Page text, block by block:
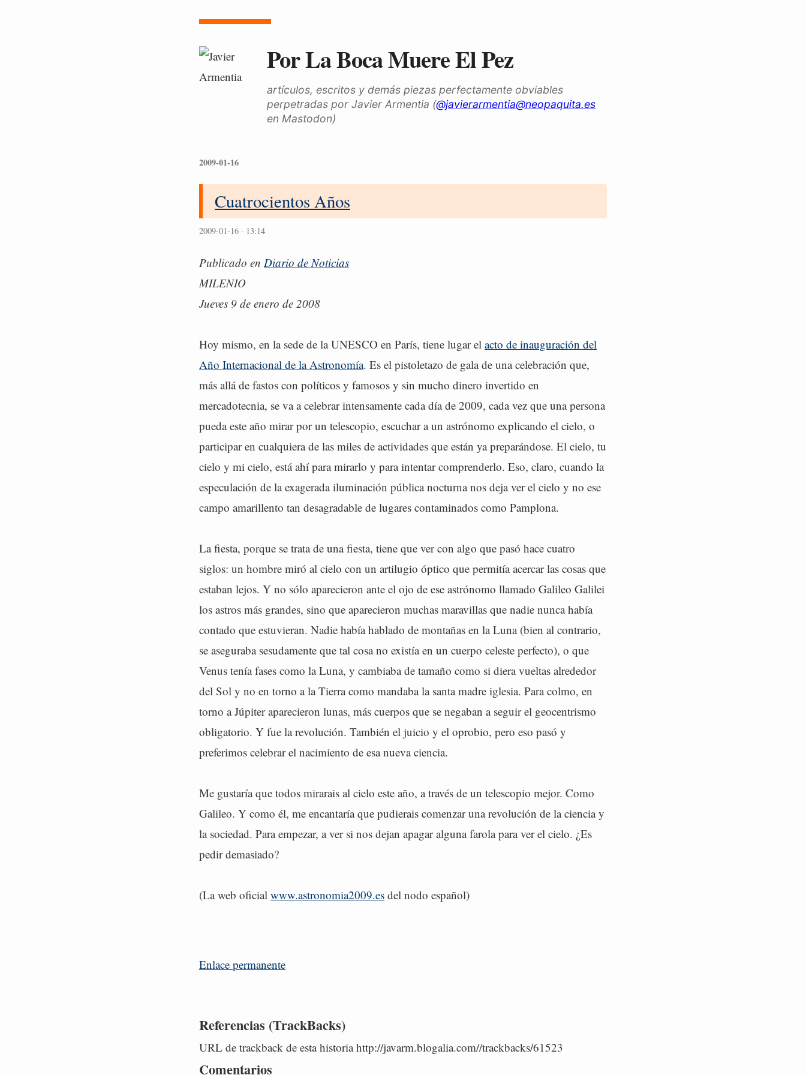
Por La Boca Muere El Pez
artículos, escritos y demás piezas perfectamente obviables
perpetradas por Javier Armentia (@javierarmentia@neopaquita.es
en Mastodon)
2009-01-16
Cuatrocientos Años
2009-01-16 · 13:14
Publicado en Diario de Noticias
MILENIO
Jueves 9 de enero de 2008
Hoy mismo, en la sede de la UNESCO en París, tiene lugar el acto de inauguración del
Año Internacional de la Astronomía. Es el pistoletazo de gala de una celebración que,
más allá de fastos con políticos y famosos y sin mucho dinero invertido en
mercadotecnia, se va a celebrar intensamente cada día de 2009, cada vez que una persona
pueda este año mirar por un telescopio, escuchar a un astrónomo explicando el cielo, o
participar en cualquiera de las miles de actividades que están ya preparándose. El cielo, tu
cielo y mi cielo, está ahí para mirarlo y para intentar comprenderlo. Eso, claro, cuando la
especulación de la exagerada iluminación pública nocturna nos deja ver el cielo y no ese
campo amarillento tan desagradable de lugares contaminados como Pamplona.
La fiesta, porque se trata de una fiesta, tiene que ver con algo que pasó hace cuatro
siglos: un hombre miró al cielo con un artilugio óptico que permitía acercar las cosas que
estaban lejos. Y no sólo aparecieron ante el ojo de ese astrónomo llamado Galileo Galilei
los astros más grandes, sino que aparecieron muchas maravillas que nadie nunca había
contado que estuvieran. Nadie había hablado de montañas en la Luna (bien al contrario,
se aseguraba sesudamente que tal cosa no existía en un cuerpo celeste perfecto), o que
Venus tenía fases como la Luna, y cambiaba de tamaño como si diera vueltas alrededor
del Sol y no en torno a la Tierra como mandaba la santa madre iglesia. Para colmo, en
torno a Júpiter aparecieron lunas, más cuerpos que se negaban a seguir el geocentrismo
obligatorio. Y fue la revolución. También el juicio y el oprobio, pero eso pasó y
preferimos celebrar el nacimiento de esa nueva ciencia.
Me gustaría que todos mirarais al cielo este año, a través de un telescopio mejor. Como
Galileo. Y como él, me encantaría que pudierais comenzar una revolución de la ciencia y
la sociedad. Para empezar, a ver si nos dejan apagar alguna farola para ver el cielo. ¿Es
pedir demasiado?
(La web oficial www.astronomia2009.es del nodo español)
Enlace permanente
Referencias (TrackBacks)
URL de trackback de esta historia http://javarm.blogalia.com//trackbacks/61523
Comentarios